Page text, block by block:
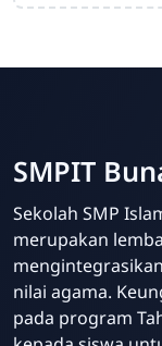
SMPIT
Sekolah SMP
merupakan
nilai agama.
pada program